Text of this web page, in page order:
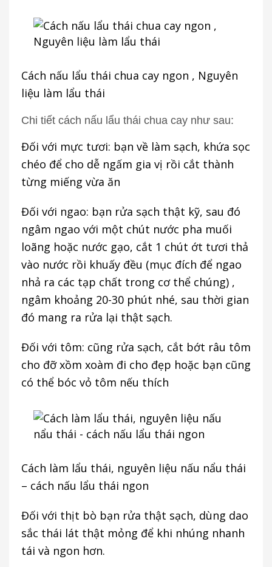
Cách nấu lẩu thái chua cay ngon , Nguyên
liệu làm lẩu thái
Chi tiết cách nấu lẩu thái chua cay như sau:
Đối với mực tươi: bạn về làm sạch, khứa sọc
chéo để cho dễ ngấm gia vị rồi cắt thành
từng miếng vừa ăn
Đối với ngao: bạn rửa sạch thật kỹ, sau đó
ngâm ngao với một chút nước pha muối
loãng hoặc nước gạo, cắt 1 chút ớt tươi thả
vào nước rồi khuấy đều (mục đích để ngao
nhả ra các tạp chất trong cơ thể chúng) ,
ngâm khoảng 20-30 phút nhé, sau thời gian
đó mang ra rửa lại thật sạch.
Đối với tôm: cũng rửa sạch, cắt bớt râu tôm
cho đỡ xồm xoàm đi cho đẹp hoặc bạn cũng
có thể bóc vỏ tôm nếu thích
Cách làm lẩu thái, nguyên liệu nấu nẩu thái
– cách nấu lẩu thái ngon
Đối với thịt bò bạn rửa thật sạch, dùng dao
sắc thái lát thật mỏng để khi nhúng nhanh
tái và ngon hơn.